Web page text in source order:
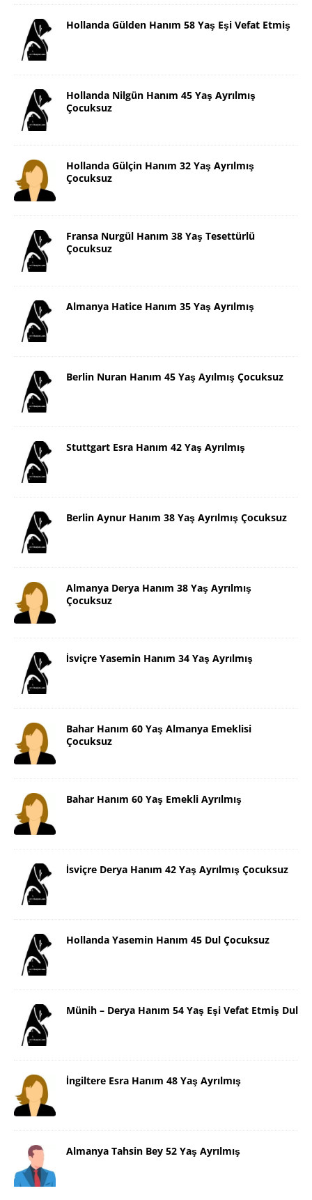
Hollanda Gülden Hanım 58 Yaş Eşi Vefat Etmiş
Hollanda Nilgün Hanım 45 Yaş Ayrılmış
Çocuksuz
Hollanda Gülçin Hanım 32 Yaş Ayrılmış
Çocuksuz
Fransa Nurgül Hanım 38 Yaş Tesettürlü
Çocuksuz
Almanya Hatice Hanım 35 Yaş Ayrılmış
Berlin Nuran Hanım 45 Yaş Ayılmış Çocuksuz
Stuttgart Esra Hanım 42 Yaş Ayrılmış
Berlin Aynur Hanım 38 Yaş Ayrılmış Çocuksuz
Almanya Derya Hanım 38 Yaş Ayrılmış
Çocuksuz
İsviçre Yasemin Hanım 34 Yaş Ayrılmış
Bahar Hanım 60 Yaş Almanya Emeklisi
Çocuksuz
Bahar Hanım 60 Yaş Emekli Ayrılmış
İsviçre Derya Hanım 42 Yaş Ayrılmış Çocuksuz
Hollanda Yasemin Hanım 45 Dul Çocuksuz
Münih – Derya Hanım 54 Yaş Eşi Vefat Etmiş Dul
İngiltere Esra Hanım 48 Yaş Ayrılmış
Almanya Tahsin Bey 52 Yaş Ayrılmış